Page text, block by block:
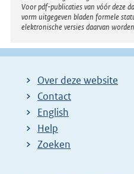
Voor pdf-publicaties van vóór deze
vorm uitgegeven bladen formele
elektronische versies daarvan
Over deze website
Contact
English
Help
Zoeken